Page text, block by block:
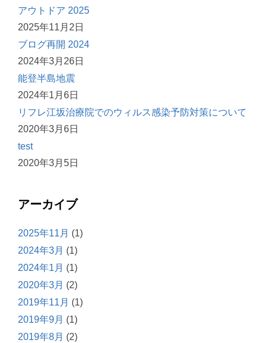
アウトドア 2025
2025年11月2日
ブログ再開 2024
2024年3月26日
能登半島地震
2024年1月6日
リフレ江坂治療院でのウィルス感染予防対策について
2020年3月6日
test
2020年3月5日
アーカイブ
2025年11月 (1)
2024年3月 (1)
2024年1月 (1)
2020年3月 (2)
2019年11月 (1)
2019年9月 (1)
2019年8月 (2)